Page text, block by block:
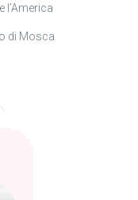
l’America
di Mosca